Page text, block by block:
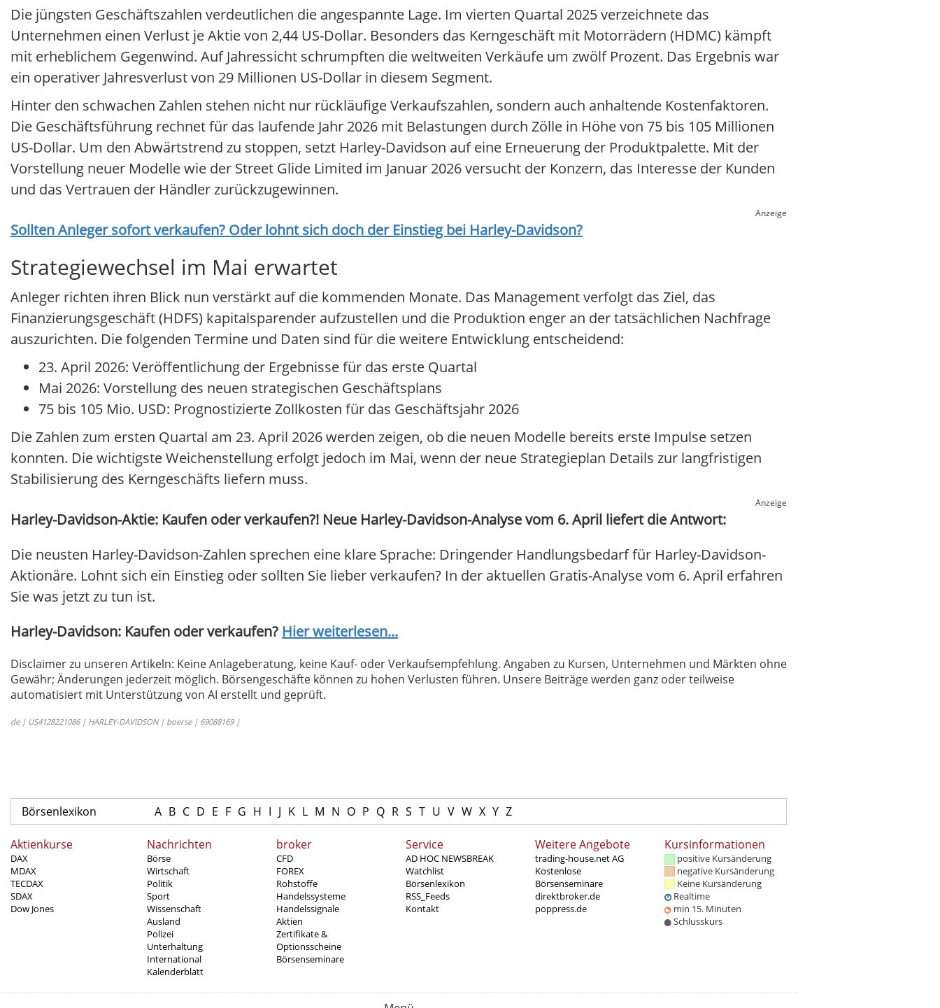
Die jüngsten Geschäftszahlen verdeutlichen die angespannte Lage. Im vierten Quartal 2025 verzeichnete das
Unternehmen einen Verlust je Aktie von 2,44 US-Dollar. Besonders das Kerngeschäft mit Motorrädern (HDMC) kämpft
mit erheblichem Gegenwind. Auf Jahressicht schrumpften die weltweiten Verkäufe um zwölf Prozent. Das Ergebnis war
ein operativer Jahresverlust von 29 Millionen US-Dollar in diesem Segment.
Hinter den schwachen Zahlen stehen nicht nur rückläufige Verkaufszahlen, sondern auch anhaltende Kostenfaktoren.
Die Geschäftsführung rechnet für das laufende Jahr 2026 mit Belastungen durch Zölle in Höhe von 75 bis 105 Millionen
US-Dollar. Um den Abwärtstrend zu stoppen, setzt Harley-Davidson auf eine Erneuerung der Produktpalette. Mit der
Vorstellung neuer Modelle wie der Street Glide Limited im Januar 2026 versucht der Konzern, das Interesse der Kunden
und das Vertrauen der Händler zurückzugewinnen.
Anzeige
Sollten Anleger sofort verkaufen? Oder lohnt sich doch der Einstieg bei Harley-Davidson?
Strategiewechsel im Mai erwartet
Anleger richten ihren Blick nun verstärkt auf die kommenden Monate. Das Management verfolgt das Ziel, das
Finanzierungsgeschäft (HDFS) kapitalsparender aufzustellen und die Produktion enger an der tatsächlichen Nachfrage
auszurichten. Die folgenden Termine und Daten sind für die weitere Entwicklung entscheidend:
23. April 2026: Veröffentlichung der Ergebnisse für das erste Quartal
Mai 2026: Vorstellung des neuen strategischen Geschäftsplans
75 bis 105 Mio. USD: Prognostizierte Zollkosten für das Geschäftsjahr 2026
Die Zahlen zum ersten Quartal am 23. April 2026 werden zeigen, ob die neuen Modelle bereits erste Impulse setzen
konnten. Die wichtigste Weichenstellung erfolgt jedoch im Mai, wenn der neue Strategieplan Details zur langfristigen
Stabilisierung des Kerngeschäfts liefern muss.
Anzeige
Harley-Davidson-Aktie: Kaufen oder verkaufen?! Neue Harley-Davidson-Analyse vom 6. April liefert die Antwort:
Die neusten Harley-Davidson-Zahlen sprechen eine klare Sprache: Dringender Handlungsbedarf für Harley-Davidson-
Aktionäre. Lohnt sich ein Einstieg oder sollten Sie lieber verkaufen? In der aktuellen Gratis-Analyse vom 6. April erfahren
Sie was jetzt zu tun ist.
Harley-Davidson: Kaufen oder verkaufen? Hier weiterlesen...
Disclaimer zu unseren Artikeln: Keine Anlageberatung, keine Kauf- oder Verkaufsempfehlung. Angaben zu Kursen, Unternehmen und Märkten ohne
Gewähr; Änderungen jederzeit möglich. Börsengeschäfte können zu hohen Verlusten führen. Unsere Beiträge werden ganz oder teilweise
automatisiert mit Unterstützung von AI erstellt und geprüft.
de | US4128221086 | HARLEY-DAVIDSON | boerse | 69088169 |
Börsenlexikon A B C D E F G H I J K L M N O P Q R S T U V W X Y Z
Aktienkurse
DAX
MDAX
TECDAX
SDAX
Dow Jones
Nachrichten
Börse
Wirtschaft
Politik
Sport
Wissenschaft
Ausland
Polizei
Unterhaltung
International
Kalenderblatt
broker
CFD
FOREX
Rohstoffe
Handelssysteme
Handelssignale
Aktien
Zertifikate &
Optionsscheine
Börsenseminare
Service
AD HOC NEWSBREAK
Watchlist
Börsenlexikon
RSS_Feeds
Kontakt
Weitere Angebote
trading-house.net AG
Kostenlose
Börsenseminare
direktbroker.de
poppress.de
Kursinformationen
positive Kursänderung
negative Kursänderung
Keine Kursänderung
Realtime
min 15. Minuten
Schlusskurs